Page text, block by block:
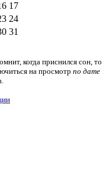
17
24
31
когда приснился сон, то
на просмотр по дате